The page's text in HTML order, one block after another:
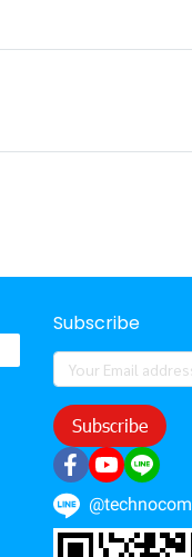
Subscribe
Subscribe
@technocom